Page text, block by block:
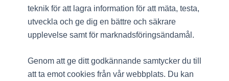
teknik för att lagra information för att mäta, testa,
utveckla och ge dig en bättre och säkrare
upplevelse samt för marknadsföringsändamål.
Genom att ge ditt godkännande samtycker du till
att ta emot cookies från vår webbplats. Du kan